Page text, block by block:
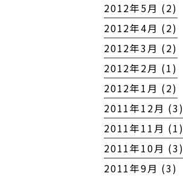
2012年5月 (2)
2012年4月 (2)
2012年3月 (2)
2012年2月 (1)
2012年1月 (2)
2011年12月 (3)
2011年11月 (1)
2011年10月 (3)
2011年9月 (3)